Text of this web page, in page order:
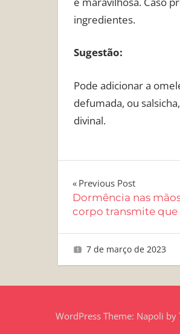
ingredientes.
Sugestão:
Pode adicionar a
defumada, ou
divinal.
Navegação
de
Post
Previous Post
Dormência nas
corpo transmite que
7 de março de 2023
WordPress Theme: Napoli by